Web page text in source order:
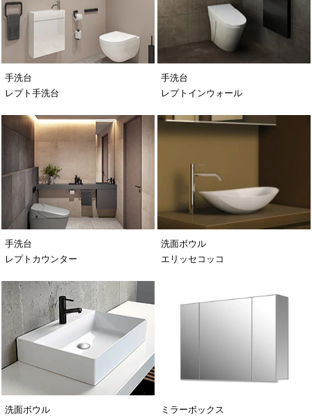
手洗台
レプト手洗台
手洗台
レプトインウォール
手洗台
レプトカウンター
洗面ボウル
エリッセコッコ
洗面ボウル
ミラーボックス